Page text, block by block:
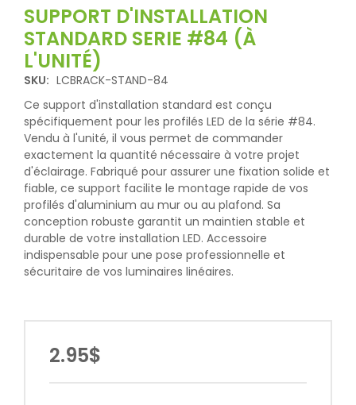
SUPPORT D'INSTALLATION
STANDARD SERIE #84 (À
L'UNITÉ)
SKU: LCBRACK-STAND-84
Ce support d'installation standard est conçu
spécifiquement pour les profilés LED de la série #84.
Vendu à l'unité, il vous permet de commander
exactement la quantité nécessaire à votre projet
d'éclairage. Fabriqué pour assurer une fixation solide et
fiable, ce support facilite le montage rapide de vos
profilés d'aluminium au mur ou au plafond. Sa
conception robuste garantit un maintien stable et
durable de votre installation LED. Accessoire
indispensable pour une pose professionnelle et
sécuritaire de vos luminaires linéaires.
2.95$